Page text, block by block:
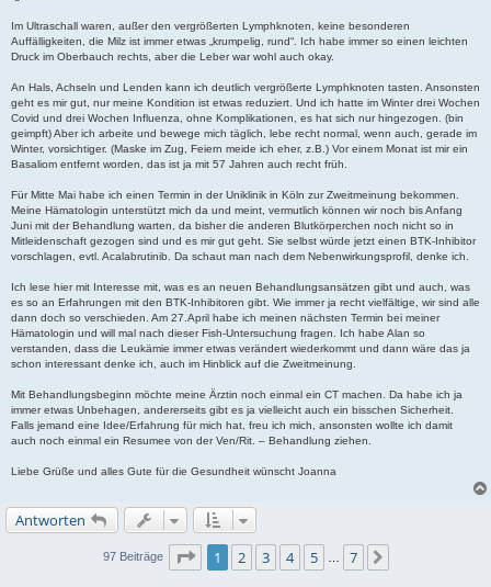
Im Ultraschall waren, außer den vergrößerten Lymphknoten, keine besonderen
Auffälligkeiten, die Milz ist immer etwas „krumpelig, rund“. Ich habe immer so einen leichten
Druck im Oberbauch rechts, aber die Leber war wohl auch okay.
An Hals, Achseln und Lenden kann ich deutlich vergrößerte Lymphknoten tasten. Ansonsten
geht es mir gut, nur meine Kondition ist etwas reduziert. Und ich hatte im Winter drei Wochen
Covid und drei Wochen Influenza, ohne Komplikationen, es hat sich nur hingezogen. (bin
geimpft) Aber ich arbeite und bewege mich täglich, lebe recht normal, wenn auch, gerade im
Winter, vorsichtiger. (Maske im Zug, Feiern meide ich eher, z.B.) Vor einem Monat ist mir ein
Basaliom entfernt worden, das ist ja mit 57 Jahren auch recht früh.
Für Mitte Mai habe ich einen Termin in der Uniklinik in Köln zur Zweitmeinung bekommen.
Meine Hämatologin unterstützt mich da und meint, vermutlich können wir noch bis Anfang
Juni mit der Behandlung warten, da bisher die anderen Blutkörperchen noch nicht so in
Mitleidenschaft gezogen sind und es mir gut geht. Sie selbst würde jetzt einen BTK-Inhibitor
vorschlagen, evtl. Acalabrutinib. Da schaut man nach dem Nebenwirkungsprofil, denke ich.
Ich lese hier mit Interesse mit, was es an neuen Behandlungsansätzen gibt und auch, was
es so an Erfahrungen mit den BTK-Inhibitoren gibt. Wie immer ja recht vielfältige, wir sind alle
dann doch so verschieden. Am 27.April habe ich meinen nächsten Termin bei meiner
Hämatologin und will mal nach dieser Fish-Untersuchung fragen. Ich habe Alan so
verstanden, dass die Leukämie immer etwas verändert wiederkommt und dann wäre das ja
schon interessant denke ich, auch im Hinblick auf die Zweitmeinung.
Mit Behandlungsbeginn möchte meine Ärztin noch einmal ein CT machen. Da habe ich ja
immer etwas Unbehagen, andererseits gibt es ja vielleicht auch ein bisschen Sicherheit.
Falls jemand eine Idee/Erfahrung für mich hat, freu ich mich, ansonsten wollte ich damit
auch noch einmal ein Resumee von der Ven/Rit. – Behandlung ziehen.
Liebe Grüße und alles Gute für die Gesundheit wünscht Joanna
Antworten
97 Beiträge Seite von
1 2 3 4 5 7